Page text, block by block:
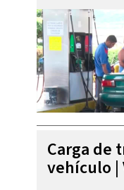
Carga de
vehículo |